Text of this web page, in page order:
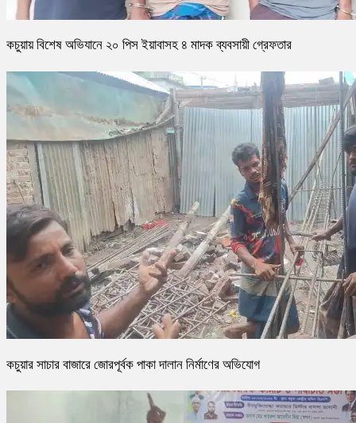
কচুয়ায় বিশেষ অভিযানে ২০ পিস ইয়াবাসহ ৪ মাদক ব্যবসায়ী গ্রেফতার
কচুয়ার সাচার বাজারে জোরপূর্বক পাকা দালান নির্মাণের অভিযোগ